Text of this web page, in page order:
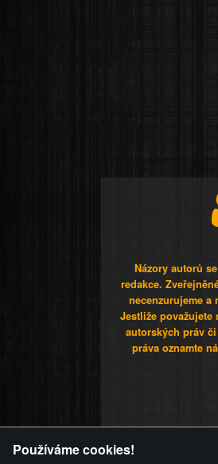
Názory autorů
redakce.
necenzurujeme a
Jestliže považujete
autorských práv
práva oznamte
Používáme cookies!